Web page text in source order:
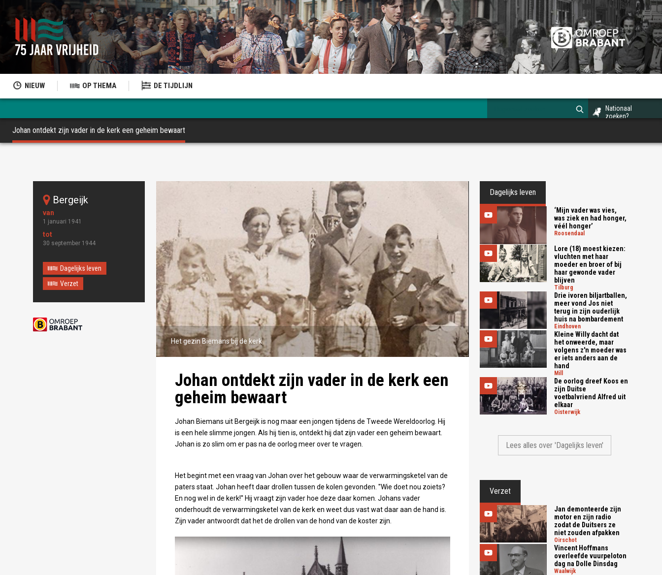
NIEUW OP THEMA DE TIJDLIJN
Nationaal
zoeken?
Johan ontdekt zijn vader in de kerk een geheim bewaart
Bergeijk
1 januari 1941
30 september 1944
Dagelijks leven
Verzet
Het gezin Biemans bij de kerk
Johan ontdekt zijn vader in de kerk een
geheim bewaart
Johan Biemans uit Bergeijk is nog maar een jongen tijdens de Tweede Wereldoorlog. Hij
is een hele slimme jongen. Als hij tien is, ontdekt hij dat zijn vader een geheim bewaart.
Johan is zo slim om er pas na de oorlog meer over te vragen.
Het begint met een vraag van Johan over het gebouw waar de verwarmingsketel van de
paters staat. Johan heeft daar drollen tussen de kolen gevonden. ''Wie doet nou zoiets?
En nog wel in de kerk!'' Hij vraagt zijn vader hoe deze daar komen. Johans vader
onderhoudt de verwarmingsketel van de kerk en weet dus vast wat daar aan de hand is.
Zijn vader antwoordt dat het de drollen van de hond van de koster zijn.
Dagelijks leven
‘Mijn vader was vies,
was ziek en had honger,
véél honger’
roosendaal
Lore (18) moest kiezen:
vluchten met haar
moeder en broer of bij
haar gewonde vader
blijven
tilburg
Drie ivoren biljartballen,
meer vond Jos niet
terug in zijn ouderlijk
huis na bombardement
eindhoven
Kleine Willy dacht dat
het onweerde, maar
volgens z'n moeder was
er iets anders aan de
hand
mill
De oorlog dreef Koos en
zijn Duitse
voetbalvriend Alfred uit
elkaar
oisterwijk
Lees alles over 'Dagelijks leven'
Verzet
Jan demonteerde zijn
motor en zijn radio
zodat de Duitsers ze
niet zouden afpakken
oirschot
Vincent Hoffmans
overleefde vuurpeloton
dag na Dolle Dinsdag
waalwijk